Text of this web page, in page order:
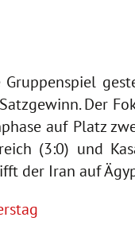
Der
auf Platz
(3:0) und
der Iran auf